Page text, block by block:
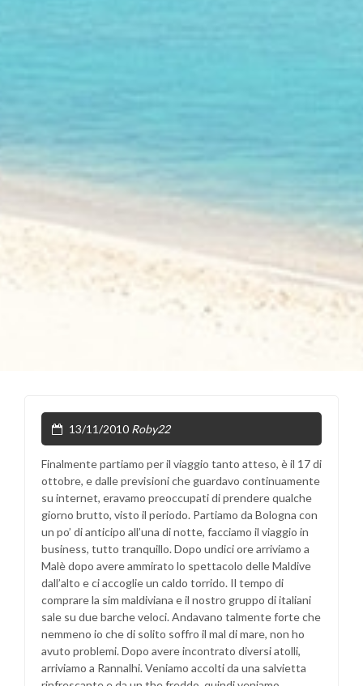
13/11/2010 Roby22
Finalmente partiamo per il viaggio tanto atteso, è il 17 di
ottobre, e dalle previsioni che guardavo continuamente
su internet, eravamo preoccupati di prendere qualche
giorno brutto, visto il periodo. Partiamo da Bologna con
un po’ di anticipo all’una di notte, facciamo il viaggio in
business, tutto tranquillo. Dopo undici ore arriviamo a
Malè dopo avere ammirato lo spettacolo delle Maldive
dall’alto e ci accoglie un caldo torrido. Il tempo di
comprare la sim maldiviana e il nostro gruppo di italiani
sale su due barche veloci. Andavano talmente forte che
nemmeno io che di solito soffro il mal di mare, non ho
avuto problemi. Dopo avere incontrato diversi atolli,
arriviamo a Rannalhi. Veniamo accolti da una salvietta